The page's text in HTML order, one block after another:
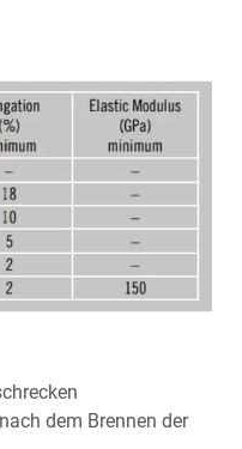
dem Brennen der